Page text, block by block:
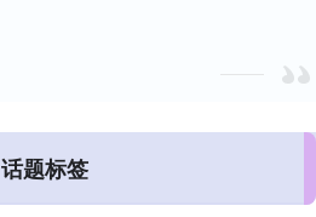
话题标签